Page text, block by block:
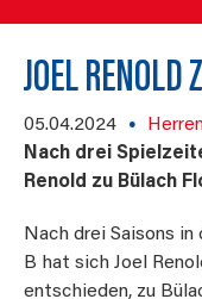
JOEL RENOLD
05.04.2024
Nach drei
Renold zu Bülach
Nach drei Saisons
B hat sich Joel
entschieden, zu